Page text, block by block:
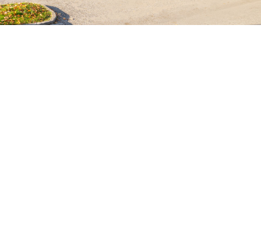
zum Vertragsabschluss